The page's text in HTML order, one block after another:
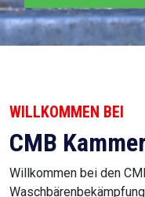
WILLKOMMEN BEI
CMB
Willkommen bei den